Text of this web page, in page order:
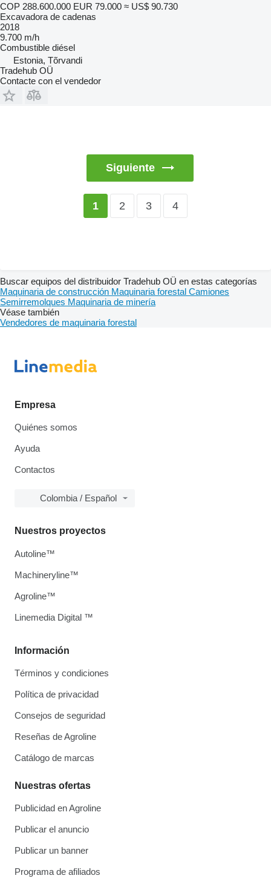
COP 288.600.000 EUR 79.000 ≈ US$ 90.730
Excavadora de cadenas
2018
9.700 m/h
Combustible diésel
Estonia, Tõrvandi
Tradehub OÜ
Contacte con el vendedor
Siguiente
1 2 3 4
Buscar equipos del distribuidor Tradehub OÜ en estas categorías
Maquinaria de construcción Maquinaria forestal Camiones
Semirremolques Maquinaria de minería
Véase también
Vendedores de maquinaria forestal
Empresa
Quiénes somos
Ayuda
Contactos
Colombia / Español
Información
Términos y condiciones
Política de privacidad
Consejos de seguridad
Reseñas de Agroline
Catálogo de marcas
Nuestras ofertas
Publicidad en Agroline
Publicar el anuncio
Publicar un banner
Programa de afiliados
Nuestros proyectos
Autoline™
Machineryline™
Agroline™
Linemedia Digital ™